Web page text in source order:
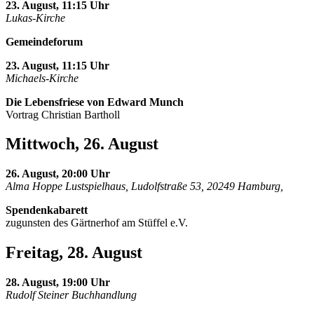
23. August, 11:15 Uhr
Lukas-Kirche
Gemeindeforum
23. August, 11:15 Uhr
Michaels-Kirche
Die Lebensfriese von Edward Munch
Vortrag Christian Bartholl
Mittwoch, 26. August
26. August, 20:00 Uhr
Alma Hoppe Lustspielhaus, Ludolfstraße 53, 20249 Hamburg,
Spendenkabarett
zugunsten des Gärtnerhof am Stüffel e.V.
Freitag, 28. August
28. August, 19:00 Uhr
Rudolf Steiner Buchhandlung